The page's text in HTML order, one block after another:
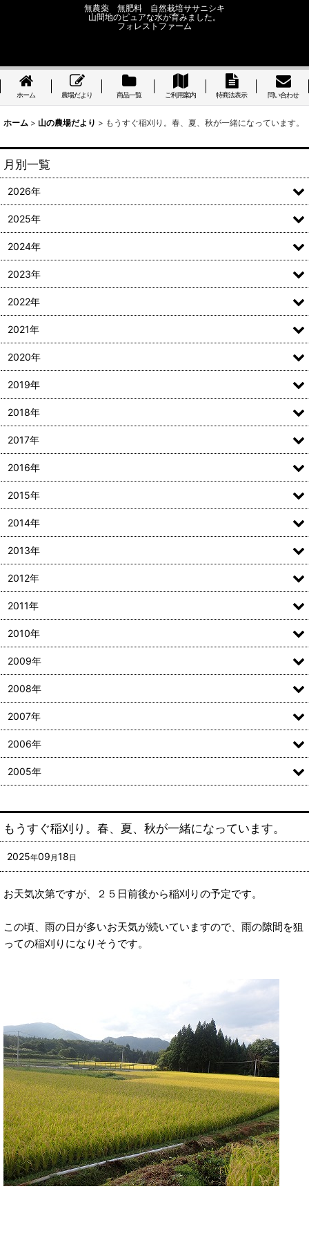
無農薬 無肥料 自然栽培ササニシキ
山間地のピュアな水が育みました。
フォレストファーム
ホーム 農場だより 商品一覧 ご利用案内 特商法表示 問い合わせ
ホーム > 山の農場だより > もうすぐ稲刈り。春、夏、秋が一緒になっています。
もうすぐ稲刈り。春、夏、秋が一緒になっています。
2025年09 月18日
お天気次第ですが、２５日前後から稲刈りの予定です。
この頃、雨の日が多いお天気が続いていますので、雨の隙間を狙
っての稲刈りになりそうです。
月別一覧
2026年
2025年
2024年
2023年
2022年
2021年
2020年
2019年
2018年
2017年
2016年
2015年
2014年
2013年
2012年
2011年
2010年
2009年
2008年
2007年
2006年
2005年